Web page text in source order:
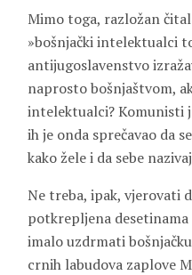
Mimo toga, razložan
»bošnjački intelektualci
antijugoslavenstvo
naprosto bošnjaštvom,
intelektualci? Komunisti
ih je onda sprečavao da
kako žele i da sebe
Ne treba, ipak, vjerovati
potkrepljena
imalo uzdrmati
crnih labudova zaplove